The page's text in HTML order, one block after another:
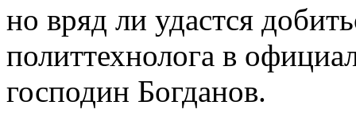
но вряд ли удастся
политтехнолога в
господин Богданов.